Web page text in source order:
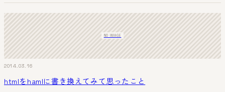
NO IMAGE
2014.03.16
htmlをhamlに書き換えてみて思ったこと